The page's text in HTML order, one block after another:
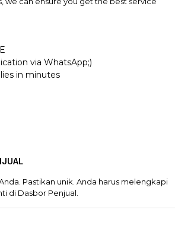
via WhatsApp;)
in minutes
Pastikan unik. Anda harus melengkapi
di Dasbor Penjual.